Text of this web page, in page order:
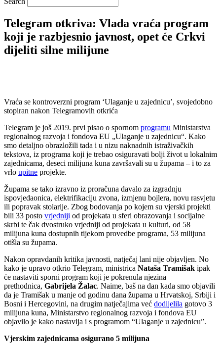
Telegram otkriva: Vlada vraća program
koji je razbjesnio javnost, opet će Crkvi
dijeliti silne milijune
Vraća se kontroverzni program ‘Ulaganje u zajednicu’, svojedobno
stopiran nakon Telegramovih otkrića
Telegram je još 2019. prvi pisao o spornom programu Ministarstva
regionalnog razvoja i fondova EU „Ulaganje u zajednicu“. Kako
smo detaljno obrazložili tada i u nizu naknadnih istraživačkih
tekstova, iz programa koji je trebao osiguravati bolji život u lokalnim
zajednicama, deseci milijuna kuna završavali su u župama – i to za
vrlo upitne projekte.
Župama se tako izravno iz proračuna davalo za izgradnju
ispovjedaonica, elektrifikaciju zvona, izmjenu bojlera, novu rasvjetu
ili popravak stolarije. Zbog bodovanja po kojem su vjerski projekti
bili 33 posto vrjedniji od projekata u sferi obrazovanja i socijalne
skrbi te čak dvostruko vrjedniji od projekata u kulturi, od 58
milijuna kuna dostupnih tijekom provedbe programa, 53 milijuna
otišla su župama.
Nakon opravdanih kritika javnosti, natječaj lani nije objavljen. No
kako je upravo otkrio Telegram, ministrica Nataša Tramišak ipak
će nastaviti sporni program koji je pokrenula njezina
prethodnica, Gabrijela Žalac. Naime, baš na dan kada smo objavili
da je Tramišak u manje od godinu dana župama u Hrvatskoj, Srbiji i
Bosni i Hercegovini, na drugim natječajima već dodijelila gotovo 3
milijuna kuna, Ministarstvo regionalnog razvoja i fondova EU
objavilo je kako nastavlja i s programom “Ulaganje u zajednicu”.
Vjerskim zajednicama osigurano 5 milijuna